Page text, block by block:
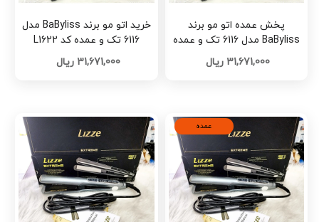
پخش عمده اتو مو برند
BaByliss مدل 6116 تک و عمده
کد L1623
31,671,000 ریال
خرید اتو مو برند BaByliss مدل
6116 تک و عمده کد L1622
31,671,000 ریال
عمده